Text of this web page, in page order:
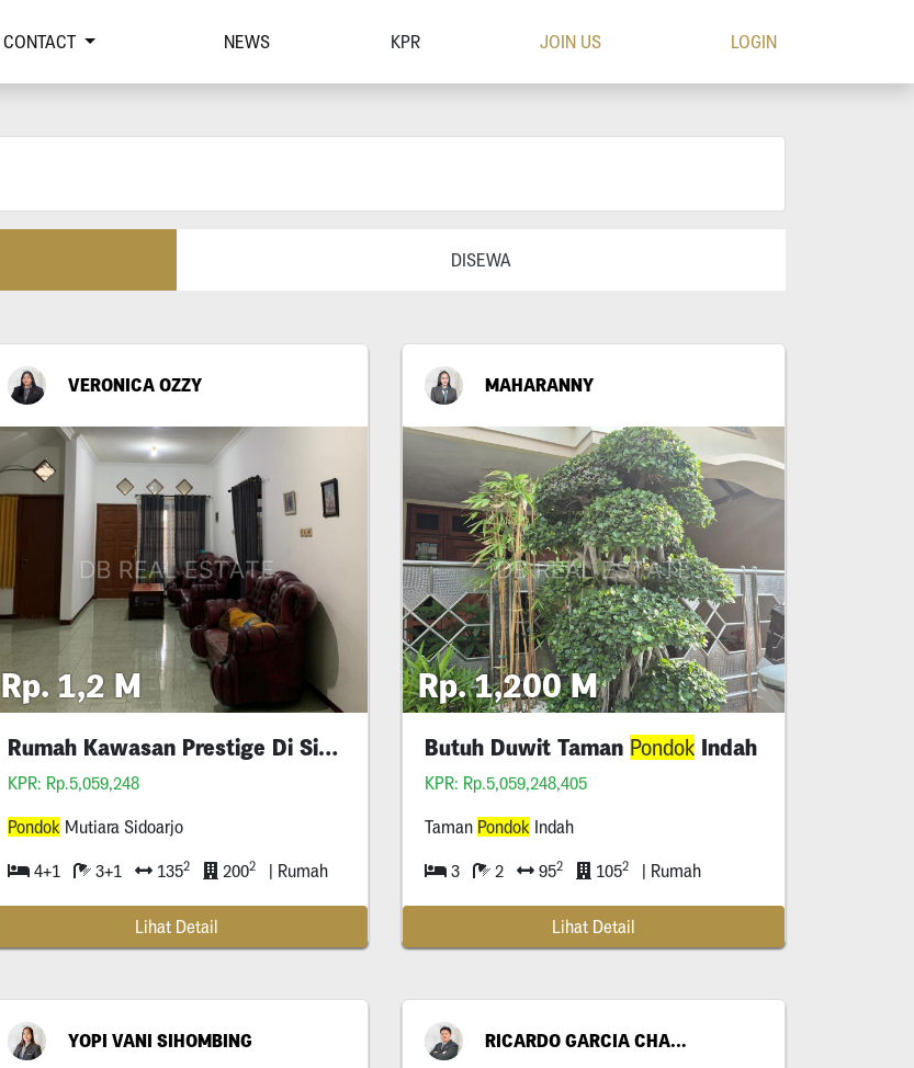
CONTACT NEWS KPR JOIN US LOGIN
DISEWA
PondokJaya, Kecamatan Aren, Kota Tangerang Selatan, Banten *****
VERONICA OZZY
Rp. 1,2 M
Rumah Kawasan Prestige Di Sidoarjo
KPR: Rp.5,059,248
Pondok Mutiara Sidoarjo
4+1 3+1 1352 2002 | Rumah
Lihat Detail
MAHARANNY
Rp. 1,200 M
Butuh Duwit Taman Pondok Indah
KPR: Rp.5,059,248,405
Taman Pondok Indah
3 2 952 1052 | Rumah
Lihat Detail
YOPI VANI SIHOMBING RICARDO GARCIA CHANDRA